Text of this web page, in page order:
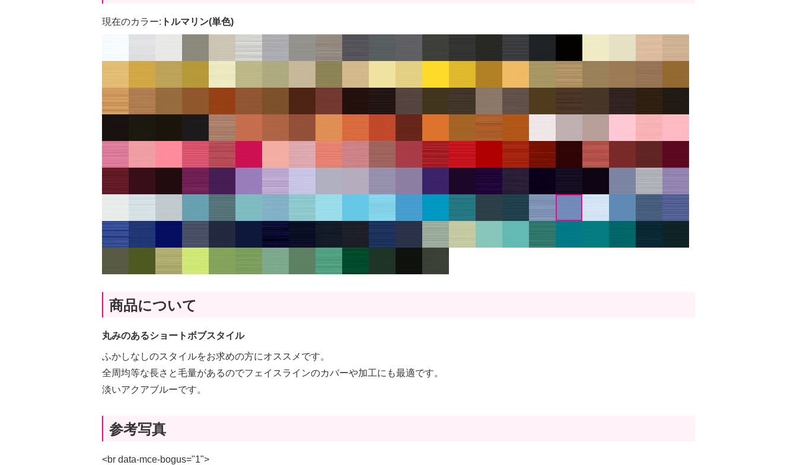
現在のカラー: トルマリン(単色)
商品について
丸みのあるショートボブスタイル
ふかしなしのスタイルをお求めの方にオススメです。
全周均等な長さと毛量があるのでフェイスラインのカバーや加工にも最適です。
淡いアクアブルーです。
参考写真
<br data-mce-bogus="1">